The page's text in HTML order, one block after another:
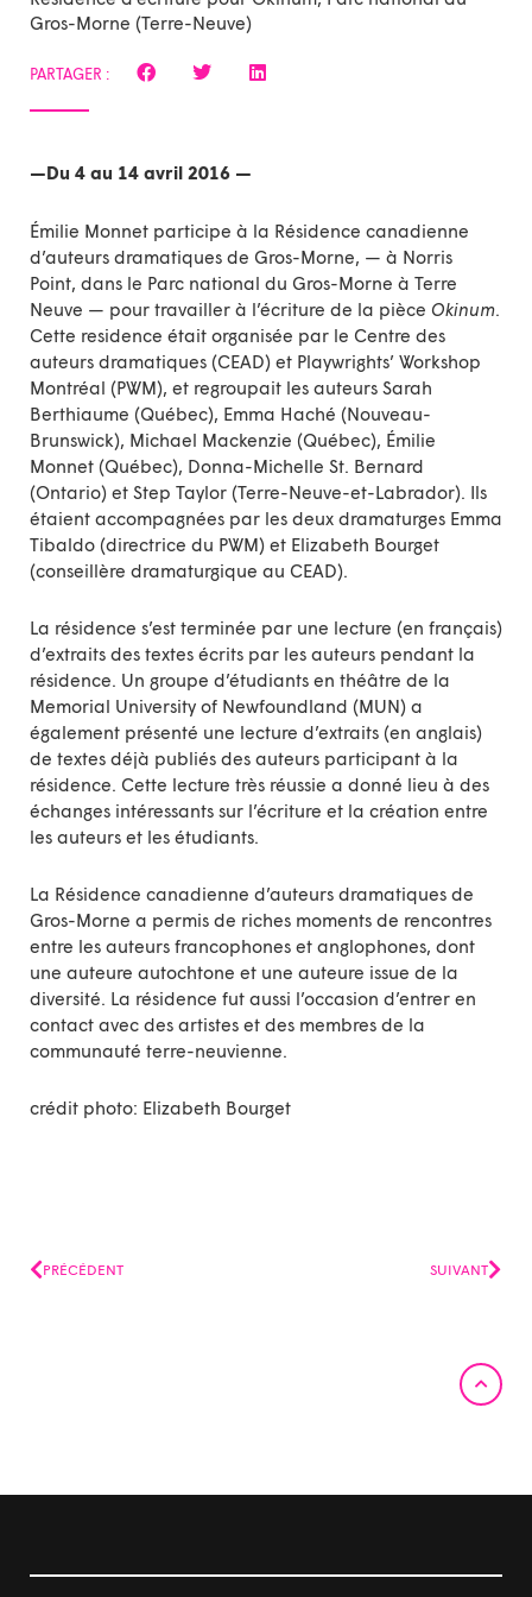
Gros-Morne (Terre-Neuve)
PARTAGER :
—Du 4 au 14 avril 2016 —
Émilie Monnet participe à la Résidence canadienne
d’auteurs dramatiques de Gros-Morne, — à Norris
Point, dans le Parc national du Gros-Morne à Terre
Neuve — pour travailler à l’écriture de la pièce Okinum.
Cette residence était organisée par le Centre des
auteurs dramatiques (CEAD) et Playwrights’ Workshop
Montréal (PWM), et regroupait les auteurs Sarah
Berthiaume (Québec), Emma Haché (Nouveau-
Brunswick), Michael Mackenzie (Québec), Émilie
Monnet (Québec), Donna-Michelle St. Bernard
(Ontario) et Step Taylor (Terre-Neuve-et-Labrador). Ils
étaient accompagnées par les deux dramaturges Emma
Tibaldo (directrice du PWM) et Elizabeth Bourget
(conseillère dramaturgique au CEAD).
La résidence s’est terminée par une lecture (en français)
d’extraits des textes écrits par les auteurs pendant la
résidence. Un groupe d’étudiants en théâtre de la
Memorial University of Newfoundland (MUN) a
également présenté une lecture d’extraits (en anglais)
de textes déjà publiés des auteurs participant à la
résidence. Cette lecture très réussie a donné lieu à des
échanges intéressants sur l’écriture et la création entre
les auteurs et les étudiants.
La Résidence canadienne d’auteurs dramatiques de
Gros-Morne a permis de riches moments de rencontres
entre les auteurs francophones et anglophones, dont
une auteure autochtone et une auteure issue de la
diversité. La résidence fut aussi l’occasion d’entrer en
contact avec des artistes et des membres de la
communauté terre-neuvienne.
crédit photo: Elizabeth Bourget
Précédent
PRÉCÉDENT SUIVANT